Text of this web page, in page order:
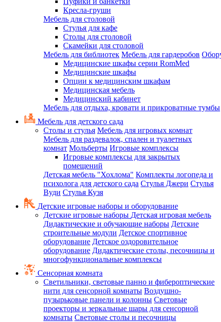
Кресла-груши
Мебель для столовой
Cтулья для кафе
Cтолы для столовой
Скамейки для столовой
Мебель для библиотек Мебель для гардеробов
Медицинские шкафы серии RomMed
Медицинские шкафы
Опции к медицинским шкафам
Медицинская мебель
Медицинский кабинет
Мебель для отдыха, кровати и прикроватные тумбы
Мебель для детского сада
Столы и стулья Мебель для игровых комнат
Мебель для раздевалок, спален и туалетных
комнат Мольберты Игровые комплексы
Игровые комплексы для закрытых
помещений
Детская мебель "Хохлома" Комплекты логопеда и
психолога для детского сада Стулья Джери Стулья
Вуди Стулья Кузя
Детские игровые наборы и оборудование
Детские игровые наборы Детская игровая мебель
Дидактические и обучающие наборы Детские
строительные модули Детское спортивное
оборудование Детское оздоровительное
оборудование Дидактические столы, песочницы и
многофункциональные комплексы
Сенсорная комната
Светильники, световые панно и фибероптические
нити для сенсорной комнаты Воздушно-
пузырьковые панели и колонны Световые
проекторы и зеркальные шары для сенсорной
комнаты Световые столы и песочницы